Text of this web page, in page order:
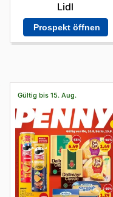
Lidl
Prospekt öffnen
Gültig bis 15. Aug.